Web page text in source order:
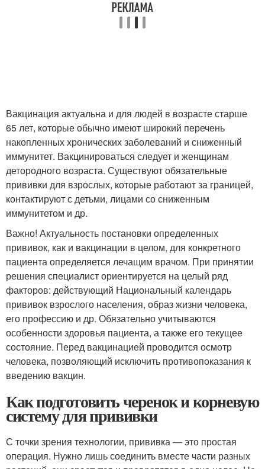
Вакцинация актуальна и для людей в возрасте старше
65 лет, которые обычно имеют широкий перечень
накопленных хронических заболеваний и сниженный
иммунитет. Вакцинироваться следует и женщинам
детородного возраста. Существуют обязательные
прививки для взрослых, которые работают за границей,
контактируют с детьми, лицами со сниженным
иммунитетом и др.
Важно! Актуальность постановки определенных
прививок, как и вакцинации в целом, для конкретного
пациента определяется лечащим врачом. При принятии
решения специалист ориентируется на целый ряд
факторов: действующий Национальный календарь
прививок взрослого населения, образ жизни человека,
его профессию и др. Обязательно учитываются
особенности здоровья пациента, а также его текущее
состояние. Перед вакцинацией проводится осмотр
человека, позволяющий исключить противопоказания к
введению вакцин.
Как подготовить черенок и корневую
систему для прививки
С точки зрения технологии, прививка — это простая
операция. Нужно лишь соединить вместе части разных